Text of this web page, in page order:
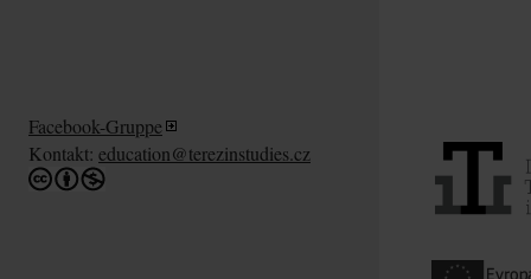
Facebook-Gruppe
Kontakt: education@terezinstudies.cz